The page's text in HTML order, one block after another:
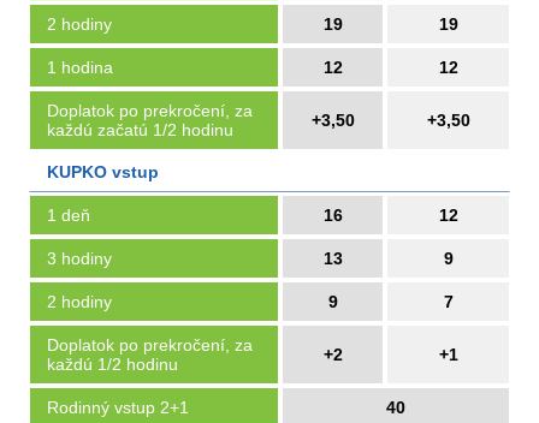
2 hodiny 19 19
1 hodina 12 12
Doplatok po prekročení, za
každú začatú 1/2 hodinu
+3,50 +3,50
KUPKO vstup
1 deň 16 12
3 hodiny 13 9
2 hodiny 9 7
Doplatok po prekročení, za
každú 1/2 hodinu
+2 +1
Rodinný vstup 2+1 40